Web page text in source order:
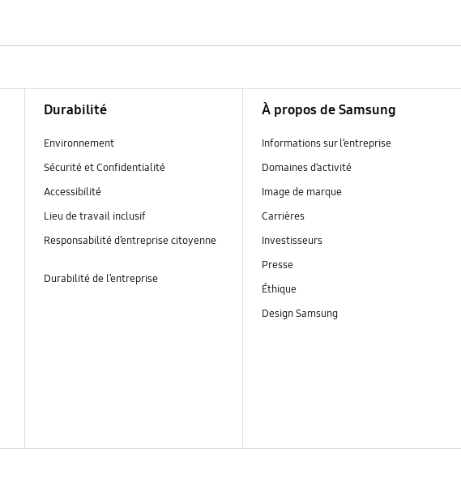
Durabilité
Environnement
Sécurité et Confidentialité
Accessibilité
Lieu de travail inclusif
Responsabilité d’entreprise citoyenne
Durabilité de l’entreprise
À propos de Samsung
Informations sur l’entreprise
Domaines d’activité
Image de marque
Carrières
Investisseurs
Presse
Éthique
Design Samsung